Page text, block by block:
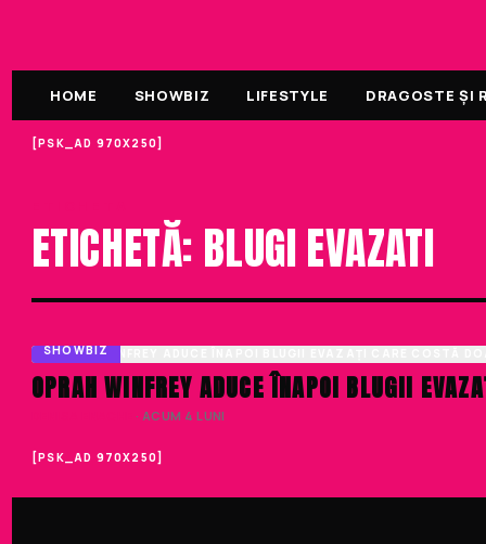
HOME SHOWBIZ LIFESTYLE DRAGOSTE ȘI
[PSK_AD 970X250]
ETICHETĂ: BLUGI EVAZATI
SHOWBIZ
OPRAH WINFREY ADUCE ÎNAPOI BLUGII
· ACUM 4 LUNI
[PSK_AD 970X250]